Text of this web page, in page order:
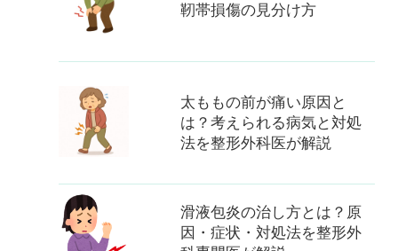
靭帯損傷の見分け方
太ももの前が痛い原因と
は？考えられる病気と対処
法を整形外科医が解説
滑液包炎の治し方とは？原
因・症状・対処法を整形外